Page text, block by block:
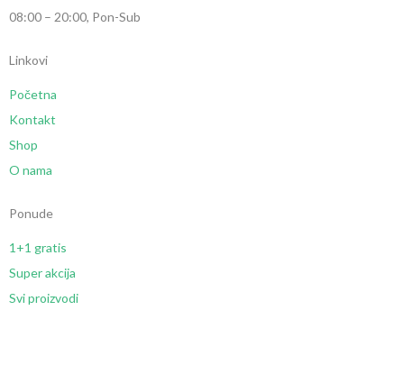
08:00 – 20:00, Pon-Sub
Linkovi
Početna
Kontakt
Shop
O nama
Ponude
1+1 gratis
Super akcija
Svi proizvodi